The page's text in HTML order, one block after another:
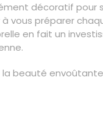
décoratif pour
vous préparer
en fait un
beauté